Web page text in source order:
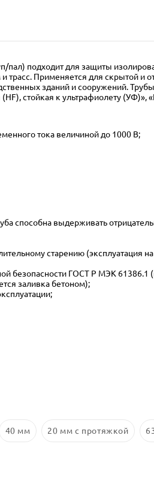
подходит для защиты
Применяется для скрытой и
зданий и сооружений.
стойкая к ультрафиолету
тока величиной до 1000 В;
способна выдерживать
старению (эксплуатация
безопасности ГОСТ Р МЭК 61386.1
заливка бетоном);
40 мм 20 мм с протяжкой